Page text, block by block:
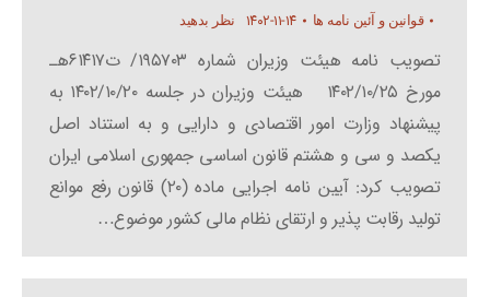
قوانین و آئین نامه ها ۱۴۰۲-۱۱-۱۴ نظر بدهید
تصویب نامه هیئت وزیران شماره ۱۹۵۷۰۳/ ت۶۱۴۱۷هـ
مورخ ۱۴۰۲/۱۰/۲۵ هیئت وزیران در جلسه ۱۴۰۲/۱۰/۲۰ به
پیشنهاد وزارت امور اقتصادی و دارایی و به استناد اصل
یکصد و سی و هشتم قانون اساسی جمهوری اسلامی ایران
تصویب کرد: آیین نامه اجرایی ماده (۲۰) قانون رفع موانع
تولید رقابت پذیر و ارتقای نظام مالی کشور موضوع…